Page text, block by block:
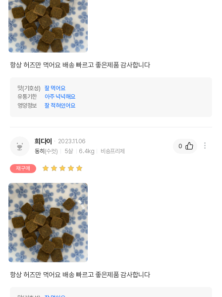
항상 허즈만 먹어요 배송 빠르고 좋은제품 감사합니다
맛(기호성)
잘 먹어요
유통기한
아주 넉넉해요
영양정보
잘 적혀있어요
희다이
2023.11.06
동히(수컷) 5살 6.4kg 비숑프리제
재구매
항상 허즈만 먹어요 배송 빠르고 좋은제품 감사합니다
0